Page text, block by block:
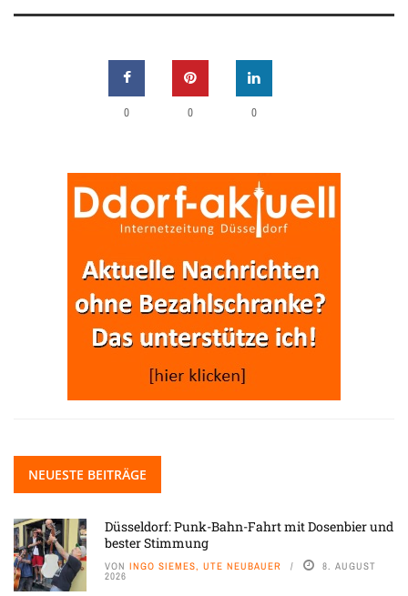
0 0 0
NEUESTE BEITRÄGE
Düsseldorf: Punk-Bahn-Fahrt mit Dosenbier und
bester Stimmung
VON INGO SIEMES, UTE NEUBAUER 8. AUGUST
2026